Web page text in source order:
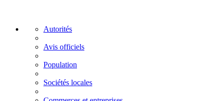
Autorités
Avis officiels
Population
Sociétés locales